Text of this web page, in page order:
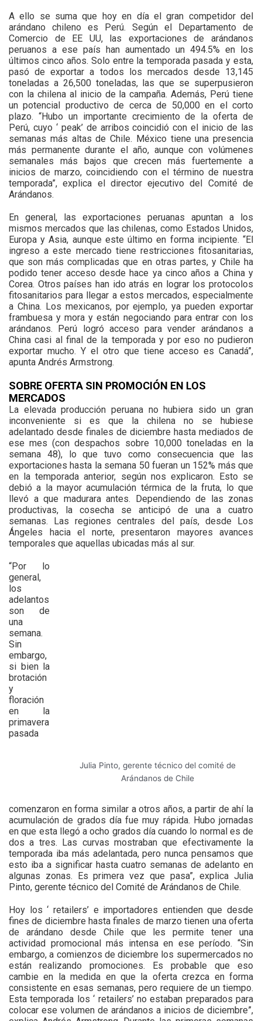
A ello se suma que hoy en día el gran competidor del
arándano chileno es Perú. Según el Departamento de
Comercio de EE UU, las exportaciones de arándanos
peruanos a ese país han aumentado un 494.5% en los
últimos cinco años. Solo entre la temporada pasada y esta,
pasó de exportar a todos los mercados desde 13,145
toneladas a 26,500 toneladas, las que se superpusieron
con la chilena al inicio de la campaña. Además, Perú tiene
un potencial productivo de cerca de 50,000 en el corto
plazo. “Hubo un importante crecimiento de la oferta de
Perú, cuyo ‘ peak’ de arribos coincidió con el inicio de las
semanas más altas de Chile. México tiene una presencia
más permanente durante el año, aunque con volúmenes
semanales más bajos que crecen más fuertemente a
inicios de marzo, coincidiendo con el término de nuestra
temporada”, explica el director ejecutivo del Comité de
Arándanos.
En general, las exportaciones peruanas apuntan a los
mismos mercados que las chilenas, como Estados Unidos,
Europa y Asia, aunque este último en forma incipiente. “El
ingreso a este mercado tiene restricciones fitosanitarias,
que son más complicadas que en otras partes, y Chile ha
podido tener acceso desde hace ya cinco años a China y
Corea. Otros países han ido atrás en lograr los protocolos
fitosanitarios para llegar a estos mercados, especialmente
a China. Los mexicanos, por ejemplo, ya pueden exportar
frambuesa y mora y están negociando para entrar con los
arándanos. Perú logró acceso para vender arándanos a
China casi al final de la temporada y por eso no pudieron
exportar mucho. Y el otro que tiene acceso es Canadá”,
apunta Andrés Armstrong.
SOBRE OFERTA SIN PROMOCIÓN EN LOS
MERCADOS
La elevada producción peruana no hubiera sido un gran
inconveniente si es que la chilena no se hubiese
adelantado desde finales de diciembre hasta mediados de
ese mes (con despachos sobre 10,000 toneladas en la
semana 48), lo que tuvo como consecuencia que las
exportaciones hasta la semana 50 fueran un 152% más que
en la temporada anterior, según nos explicaron. Esto se
debió a la mayor acumulación térmica de la fruta, lo que
llevó a que madurara antes. Dependiendo de las zonas
productivas, la cosecha se anticipó de una a cuatro
semanas. Las regiones centrales del país, desde Los
Ángeles hacia el norte, presentaron mayores avances
temporales que aquellas ubicadas más al sur.
Julia Pinto, gerente técnico del comité de
Arándanos de Chile
“Por lo
general,
los
adelantos
son de
una
semana.
Sin
embargo,
si bien la
brotación
y
floración
en la
primavera
pasada
comenzaron en forma similar a otros años, a partir de ahí la
acumulación de grados día fue muy rápida. Hubo jornadas
en que esta llegó a ocho grados día cuando lo normal es de
dos a tres. Las curvas mostraban que efectivamente la
temporada iba más adelantada, pero nunca pensamos que
esto iba a significar hasta cuatro semanas de adelanto en
algunas zonas. Es primera vez que pasa”, explica Julia
Pinto, gerente técnico del Comité de Arándanos de Chile.
Hoy los ‘ retailers’ e importadores entienden que desde
fines de diciembre hasta finales de marzo tienen una oferta
de arándano desde Chile que les permite tener una
actividad promocional más intensa en ese período. “Sin
embargo, a comienzos de diciembre los supermercados no
están realizando promociones. Es probable que eso
cambie en la medida en que la oferta crezca en forma
consistente en esas semanas, pero requiere de un tiempo.
Esta temporada los ‘ retailers’ no estaban preparados para
colocar ese volumen de arándanos a inicios de diciembre”,